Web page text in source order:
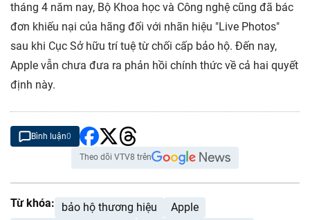
tháng 4 năm nay, Bộ Khoa học và Công nghệ cũng đã bác
đơn khiếu nại của hãng đối với nhãn hiệu "Live Photos"
sau khi Cục Sở hữu trí tuệ từ chối cấp bảo hộ. Đến nay,
Apple vẫn chưa đưa ra phản hồi chính thức về cả hai quyết
định này.
Bình luận0
Theo dõi VTV8 trên
Từ khóa: bảo hộ thương hiệu
Apple